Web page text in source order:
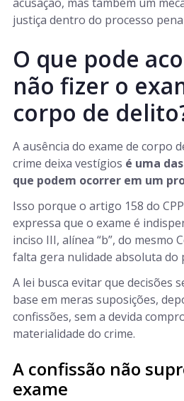
justiça dentro do processo
O que pode
não fizer o
corpo de
A ausência do exame de corpo
crime deixa vestígios é uma
que podem ocorrer em um
Isso porque o artigo 158 do
expressa que o exame é
inciso III, alínea “b”, do mesmo
falta gera nulidade absoluta do
A lei busca evitar que decisões
base em meras suposições,
confissões, sem a devida
materialidade do crime.
A confissão não
exame